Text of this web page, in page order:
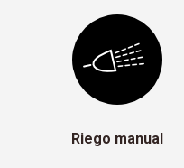
Riego manual